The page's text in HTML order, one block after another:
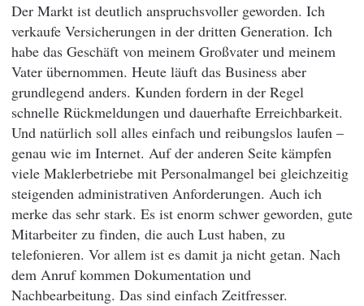
Der Markt ist deutlich anspruchsvoller geworden. Ich
verkaufe Versicherungen in der dritten Generation. Ich
habe das Geschäft von meinem Großvater und meinem
Vater übernommen. Heute läuft das Business aber
grundlegend anders. Kunden fordern in der Regel
schnelle Rückmeldungen und dauerhafte Erreichbarkeit.
Und natürlich soll alles einfach und reibungslos laufen –
genau wie im Internet. Auf der anderen Seite kämpfen
viele Maklerbetriebe mit Personalmangel bei gleichzeitig
steigenden administrativen Anforderungen. Auch ich
merke das sehr stark. Es ist enorm schwer geworden, gute
Mitarbeiter zu finden, die auch Lust haben, zu
telefonieren. Vor allem ist es damit ja nicht getan. Nach
dem Anruf kommen Dokumentation und
Nachbearbeitung. Das sind einfach Zeitfresser.